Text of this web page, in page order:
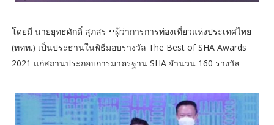
โดยมี นายยุทธศักดิ์ สุภสร ••ผู้ว่าการการท่องเที่ยวแห่งประเทศไทย
(ททท.) เป็นประธานในพิธีมอบรางวัล The Best of SHA Awards
2021 แก่สถานประกอบการมาตรฐาน SHA จำนวน 160 รางวัล